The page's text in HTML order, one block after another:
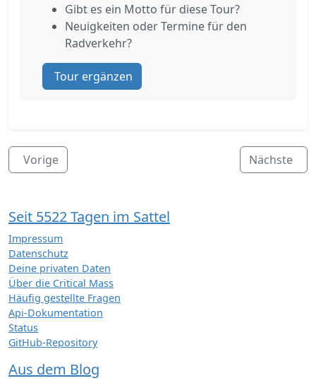
Gibt es ein Motto für diese Tour?
Neuigkeiten oder Termine für den
Radverkehr?
Tour ergänzen
Vorige Nächste
Seit 5522 Tagen im Sattel
Impressum
Datenschutz
Deine privaten Daten
Über die Critical Mass
Häufig gestellte Fragen
Api-Dokumentation
Status
GitHub-Repository
Aus dem Blog